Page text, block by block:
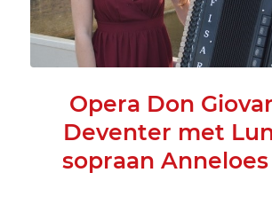
Opera Don
Deventer met
sopraan